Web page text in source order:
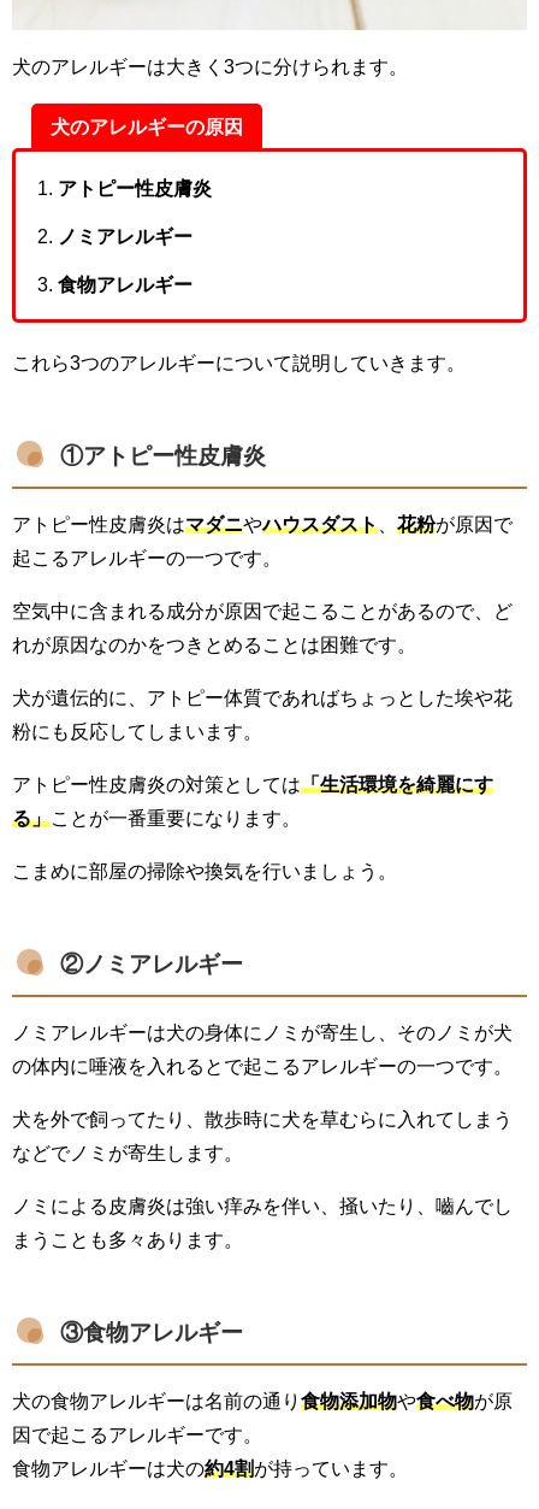
犬のアレルギーは大きく3つに分けられます。
犬のアレルギーの原因
アトピー性皮膚炎
ノミアレルギー
食物アレルギー
これら3つのアレルギーについて説明していきます。
①アトピー性皮膚炎
アトピー性皮膚炎はマダニやハウスダスト 花粉が原因で
起こるアレルギーの一つです。
空気中に含まれる成分が原因で起こることがあるので、ど
れが原因なのかをつきとめることは困難です。
犬が遺伝的に、アトピー体質であればちょっとした埃や花
粉にも反応してしまいます。
アトピー性皮膚炎の対策としては「生活環境を綺麗にす
る」 ことが一番重要になります。
こまめに部屋の掃除や換気を行いましょう。
②ノミアレルギー
ノミアレルギーは犬の身体にノミが寄生し、そのノミが犬
の体内に唾液を入れるとで起こるアレルギーの一つです。
犬を外で飼ってたり、散歩時に犬を草むらに入れてしまう
などでノミが寄生します。
ノミによる皮膚炎は強い痒みを伴い、掻いたり、嚙んでし
まうことも多々あります。
③食物アレルギー
犬の食物アレルギーは名前の通り 食物添加物や食べ物が原
因で起こるアレルギーです。
食物アレルギーは犬の約4割が持っています。